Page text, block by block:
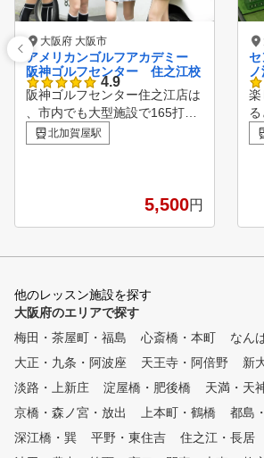
大阪府 大阪市
アメリカンゴルフアカデミー
阪神ゴルフセンター 住之江校
4.9
阪神ゴルフセンター住之江店は
、市内でも大型施設で165打席
300ヤードというゴルファーに
とっては最高の練習場施設です
本技術と毎月開催される『ラウ
満足度を最大限提供できること
ステムも毎曜日開催しておりま
すので、お気軽にお好きな曜日
講していただけます。 是非一
度、体験レッスンから始められ
たらいかがでしょうか！！ ◆
アメリカンゴルフスクールには
、心揺さぶる何かが・・・・・
月4回・無制限コースがあり、
北加賀屋駅
5,500円
セ
楽
人
他のレッスン施設を探す
大阪府のエリアで探す
梅田・茶屋町・福島
心斎橋・本町
なん
大正・九条・阿波座
天王寺・阿倍野
新
淡路・上新庄
淀屋橋・肥後橋
天満・天
京橋・森ノ宮・放出
上本町・鶴橋
都島
深江橋・巽
平野・東住吉 住之江・長居